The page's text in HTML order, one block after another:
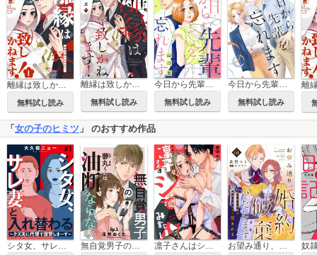
無料試し読み
離縁は致しかねます!【単行本版】
無料試し読み 無料試し読み
今日から先輩を忘れます【単行本版】
無料試し読み
「女の子のヒミツ 」 のおすすめ作品
シタ女、サレ妻と入れ替わる～クズ夫に代理で復讐しまーす～ 無自覚男子の蓼丸くんは油断ならない 凛子さんはシてみたい お望み通り、婚約破棄いたします～死に戻り令嬢は隣国の皇太子に愛される～